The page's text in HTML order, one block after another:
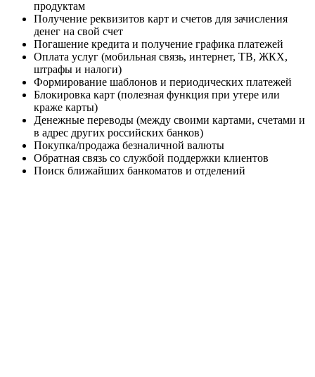
продуктам
Получение реквизитов карт и счетов для зачисления
денег на свой счет
Погашение кредита и получение графика платежей
Оплата услуг (мобильная связь, интернет, ТВ, ЖКХ,
штрафы и налоги)
Формирование шаблонов и периодических платежей
Блокировка карт (полезная функция при утере или
краже карты)
Денежные переводы (между своими картами, счетами и
в адрес других российских банков)
Покупка/продажа безналичной валюты
Обратная связь со службой поддержки клиентов
Поиск ближайших банкоматов и отделений